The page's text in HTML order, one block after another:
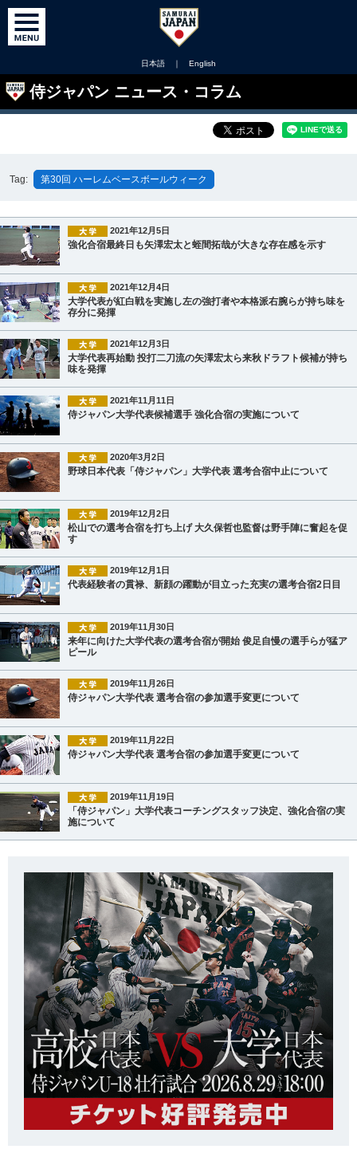
日本語 ｜ English
侍ジャパン ニュース・コラム
Tag: 第30回 ハーレムベースボールウィーク
2021年12月5日
強化合宿最終日も矢澤宏太と蛭間拓哉が大きな存在感を示す
2021年12月4日
大学代表が紅白戦を実施し左の強打者や本格派右腕らが持ち味を
存分に発揮
2021年12月3日
大学代表再始動 投打二刀流の矢澤宏太ら来秋ドラフト候補が持ち
味を発揮
2021年11月11日
侍ジャパン大学代表候補選手 強化合宿の実施について
2020年3月2日
野球日本代表「侍ジャパン」大学代表 選考合宿中止について
2019年12月2日
松山での選考合宿を打ち上げ 大久保哲也監督は野手陣に奮起を促
す
2019年12月1日
代表経験者の貫禄、新顔の躍動が目立った充実の選考合宿2日目
2019年11月30日
来年に向けた大学代表の選考合宿が開始 俊足自慢の選手らが猛ア
ピール
2019年11月26日
侍ジャパン大学代表 選考合宿の参加選手変更について
2019年11月22日
侍ジャパン大学代表 選考合宿の参加選手変更について
2019年11月19日
「侍ジャパン」大学代表コーチングスタッフ決定、強化合宿の実
施について